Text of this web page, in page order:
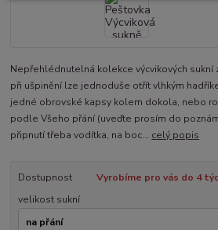
Nepřehlédnutelná kolekce výcvikových sukní
při ušpinění lze jednoduše otřít vlhkým
jedné obrovské kapsy kolem dokola, nebo
podle Všeho přání (uveďte prosím do
připnutí třeba vodítka, na boc... celý popis
Dostupnost
Vyrobíme pro vás do 4
velikost sukní